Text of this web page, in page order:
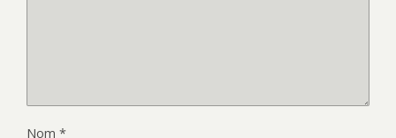
Nom *